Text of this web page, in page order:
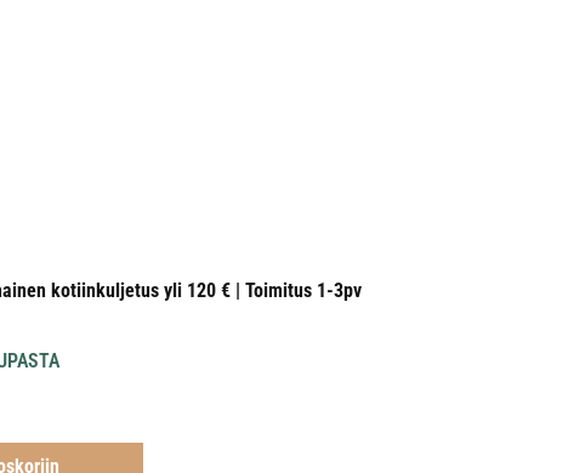
kotiinkuljetus yli 120 € | Toimitus 1-3pv